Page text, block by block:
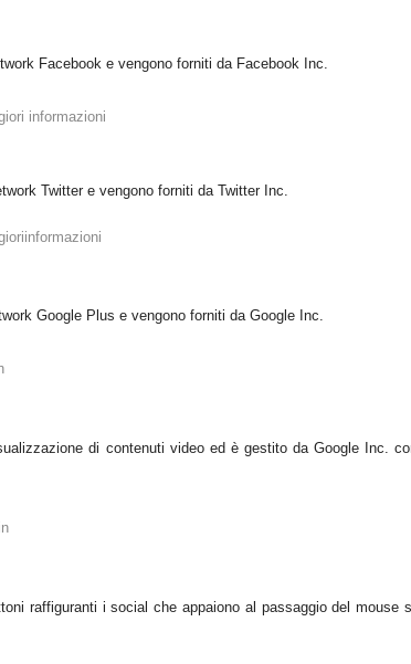
Facebook e vengono forniti da Facebook Inc.
informazioni
Twitter e vengono forniti da Twitter Inc.
Google Plus e vengono forniti da Google Inc.
di contenuti video ed è gestito da Google Inc.
raffiguranti i social che appaiono al passaggio del mouse